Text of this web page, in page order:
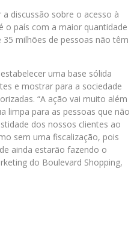
discussão sobre o acesso à
o país com a maior quantidade
milhões de pessoas não têm
uma base sólida
e mostrar para a sociedade
“A ação vai muito além
limpa para as pessoas que não
dos nossos clientes ao
sem uma fiscalização, pois
ainda estarão fazendo o
do Boulevard Shopping,